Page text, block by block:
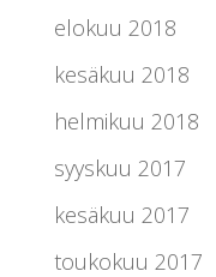
elokuu 2018
kesäkuu 2018
helmikuu 2018
syyskuu 2017
kesäkuu 2017
toukokuu 2017